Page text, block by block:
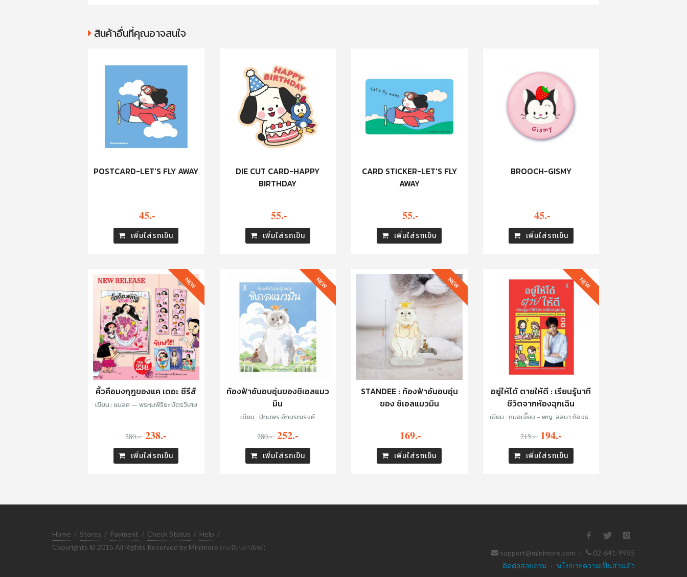
สินค้าอื่นที่คุณอาจสนใจ
POSTCARD-LET'S FLY AWAY
45.-
เพิ่มใส่รถเข็น
DIE CUT CARD-HAPPY
BIRTHDAY
55.-
เพิ่มใส่รถเข็น
CARD STICKER-LET'S FLY
AWAY
55.-
เพิ่มใส่รถเข็น
BROOCH-GISMY
45.-
เพิ่มใส่รถเข็น
คิ้วคือมงกุฎของแค เดอะ ซีรีส์
เขียน : แบลค — พรหมพิริยะ บัตรวิเศษ
280.- 238.-
เพิ่มใส่รถเข็น
NEW
ท้องฟ้าอันอบอุ่นของชิเอลแมว
มึน
เขียน : ปัทมพร อักษรณรงค์
280.- 252.-
เพิ่มใส่รถเข็น
NEW
STANDEE : ท้องฟ้าอันอบอุ่น
ของ ชิเอลแมวมึน
169.-
เพิ่มใส่รถเข็น
NEW
อยู่ให้ได้ ตายให้ดี : เรียนรู้นาที
ชีวิตจากห้องฉุกเฉิน
เขียน : หมอเจี๊ยบ - พญ. ลลนา ก้องธร
เฉลิมดำริชัย
215.- 194.-
เพิ่มใส่รถเข็น
NEW
Home / Stores / Payment / Check Status / Help /
Copyrights © 2015 All Rights Reserved by Minimore (ทะเบียนพาณิชย์)
support@minimore.com ·
02-641-9955
ติดต่อสอบถาม · นโยบายความเป็นส่วนตัว